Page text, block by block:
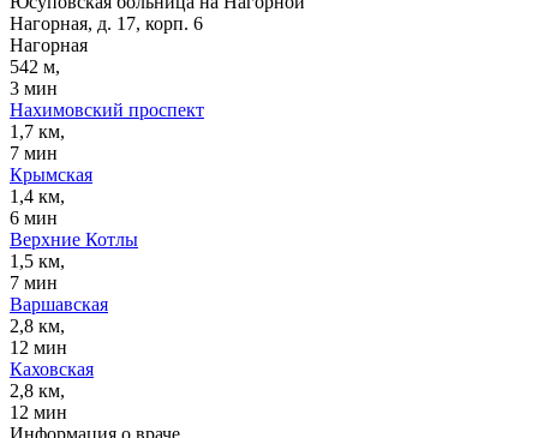
Нагорная, д. 17, корп. 6
Нагорная
542 м,
3 мин
Нахимовский проспект
1,7 км,
7 мин
Крымская
1,4 км,
6 мин
Верхние Котлы
1,5 км,
7 мин
Варшавская
2,8 км,
12 мин
Каховская
2,8 км,
12 мин
Информация о враче